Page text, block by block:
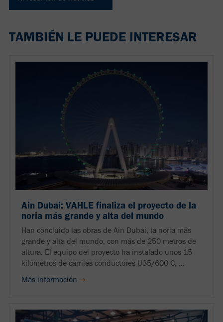
TAMBIÉN LE PUEDE INTERESAR
Ain Dubai: VAHLE finaliza el proyecto de la
noria más grande y alta del mundo
Han concluido las obras de Ain Dubai, la noria más
grande y alta del mundo, con más de 250 metros de
altura. El equipo del proyecto ha instalado unos 15
kilómetros de carriles conductores U35/600 C, ...
Más información